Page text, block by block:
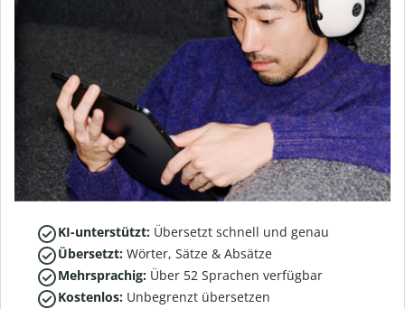
KI-unterstützt: Übersetzt schnell und genau
Übersetzt: Wörter, Sätze & Absätze
Mehrsprachig: Über 52 Sprachen verfügbar
Kostenlos: Unbegrenzt übersetzen